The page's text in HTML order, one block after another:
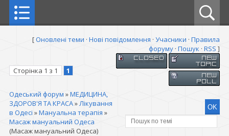
[Оновлені теми · Нові повідомлення · Учасники · Правила
форуму · Пошук · RSS ]
Сторінка 1 з 1 1
Одеський форум »МЕДИЦИНА,
ЗДОРОВ'Я ТА КРАСА»Лікування
в Одесі »Мануальна терапія »
Масаж мануальний Одеса
(Масаж мануальний Одеса)